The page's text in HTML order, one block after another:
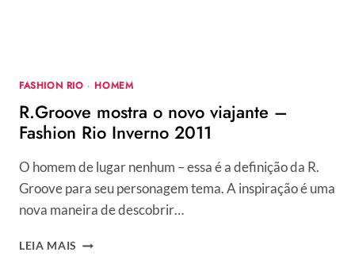
FASHION RIO · HOMEM
R.Groove mostra o novo viajante –
Fashion Rio Inverno 2011
O homem de lugar nenhum – essa é a definição da R.
Groove para seu personagem tema. A inspiração é uma
nova maneira de descobrir…
LEIA MAIS R.GROOVE